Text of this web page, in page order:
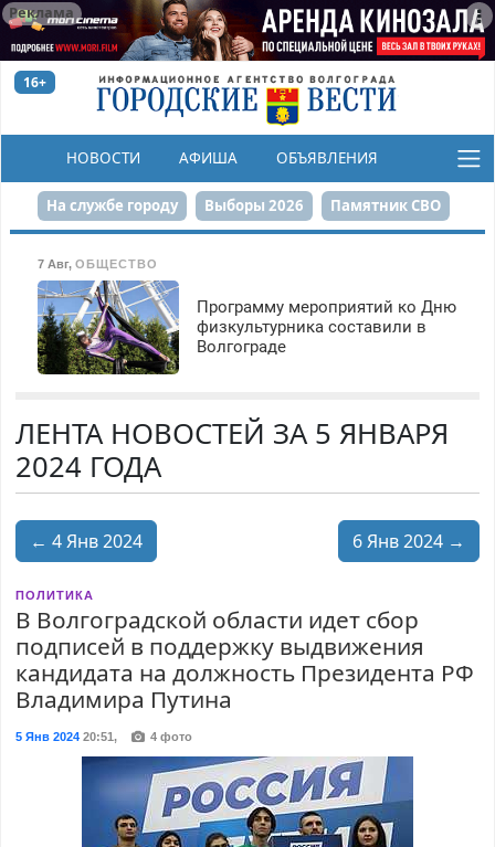
Реклама
16+
НОВОСТИ АФИША ОБЪЯВЛЕНИЯ
КОНКУРСЫ
На службе городу Выборы 2026 Памятник СВО
Набережная День Победы Реконструкция ЦПКиО
80-летие Победы Парк Героев-летчиков
7 Авг, ОБЩЕСТВО
Программу мероприятий ко Дню
физкультурника составили в
Волгограде
ЛЕНТА НОВОСТЕЙ ЗА 5 ЯНВАРЯ
2024 ГОДА
← 4 Янв 2024 6 Янв 2024 →
ПОЛИТИКА
В Волгоградской области идет сбор
подписей в поддержку выдвижения
кандидата на должность Президента РФ
Владимира Путина
5 Янв 202420:51, 4 фото